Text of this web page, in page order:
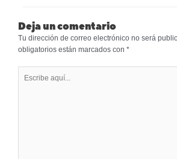
Deja un comentario
Tu dirección de correo electrónico no será
obligatorios están marcados con *
aquí...